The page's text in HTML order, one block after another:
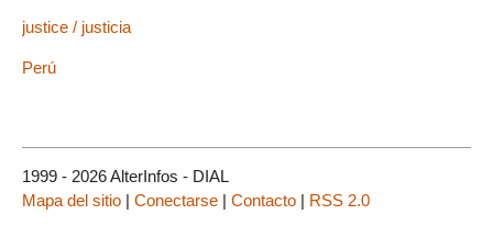
justice / justicia
Perú
1999 - 2026 AlterInfos - DIAL
Mapa del sitio | Conectarse | Contacto | RSS 2.0